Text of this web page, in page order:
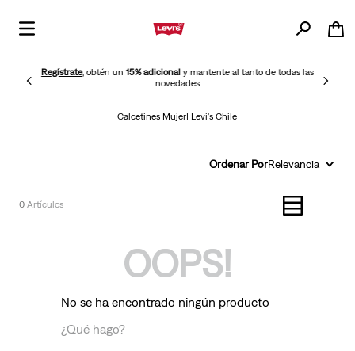
Regístrate, obtén un15% adicionaly mantente al tanto de todas las
novedades
Calcetines Mujer| Levi's Chile
Ordenar PorRelevancia
0
OOPS!
No se ha encontrado ningún producto
¿Qué hago?